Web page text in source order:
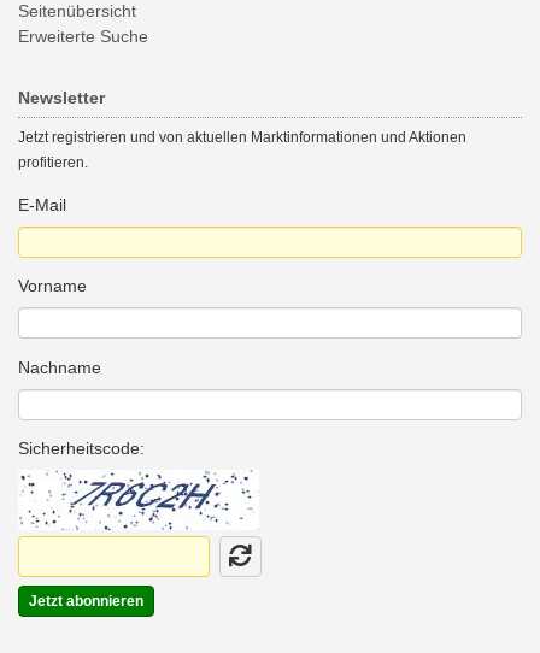
Seitenübersicht
Erweiterte Suche
Newsletter
Jetzt registrieren und von aktuellen Marktinformationen und Aktionen
profitieren.
E-Mail
Vorname
Nachname
Sicherheitscode:
